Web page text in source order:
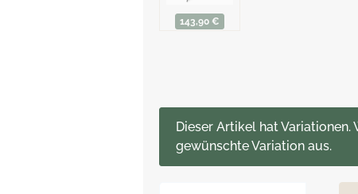
143,90 €
xDieser Artikel hat Variationen.
gewünschte Variation aus.